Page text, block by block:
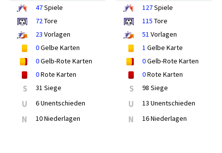
47Spiele
72Tore
23 Vorlagen
0Gelbe Karten
0Gelb-Rote Karten
0Rote Karten
S 31 Siege
U 6 Unentschieden
N 10 Niederlagen
127Spiele
115 Tore
51 Vorlagen
1 Gelbe Karte
0Gelb-Rote Karten
0Rote Karten
S 98 Siege
U 13 Unentschieden
N 16 Niederlagen